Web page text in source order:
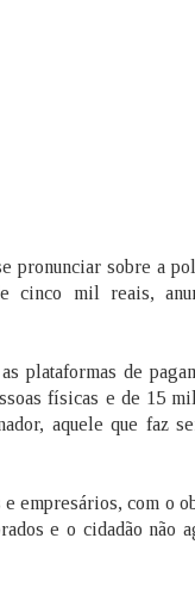
pronunciar sobre a
cinco mil reais,
plataformas de
físicas e de 15
aquele que faz
empresários, com o
e o cidadão não